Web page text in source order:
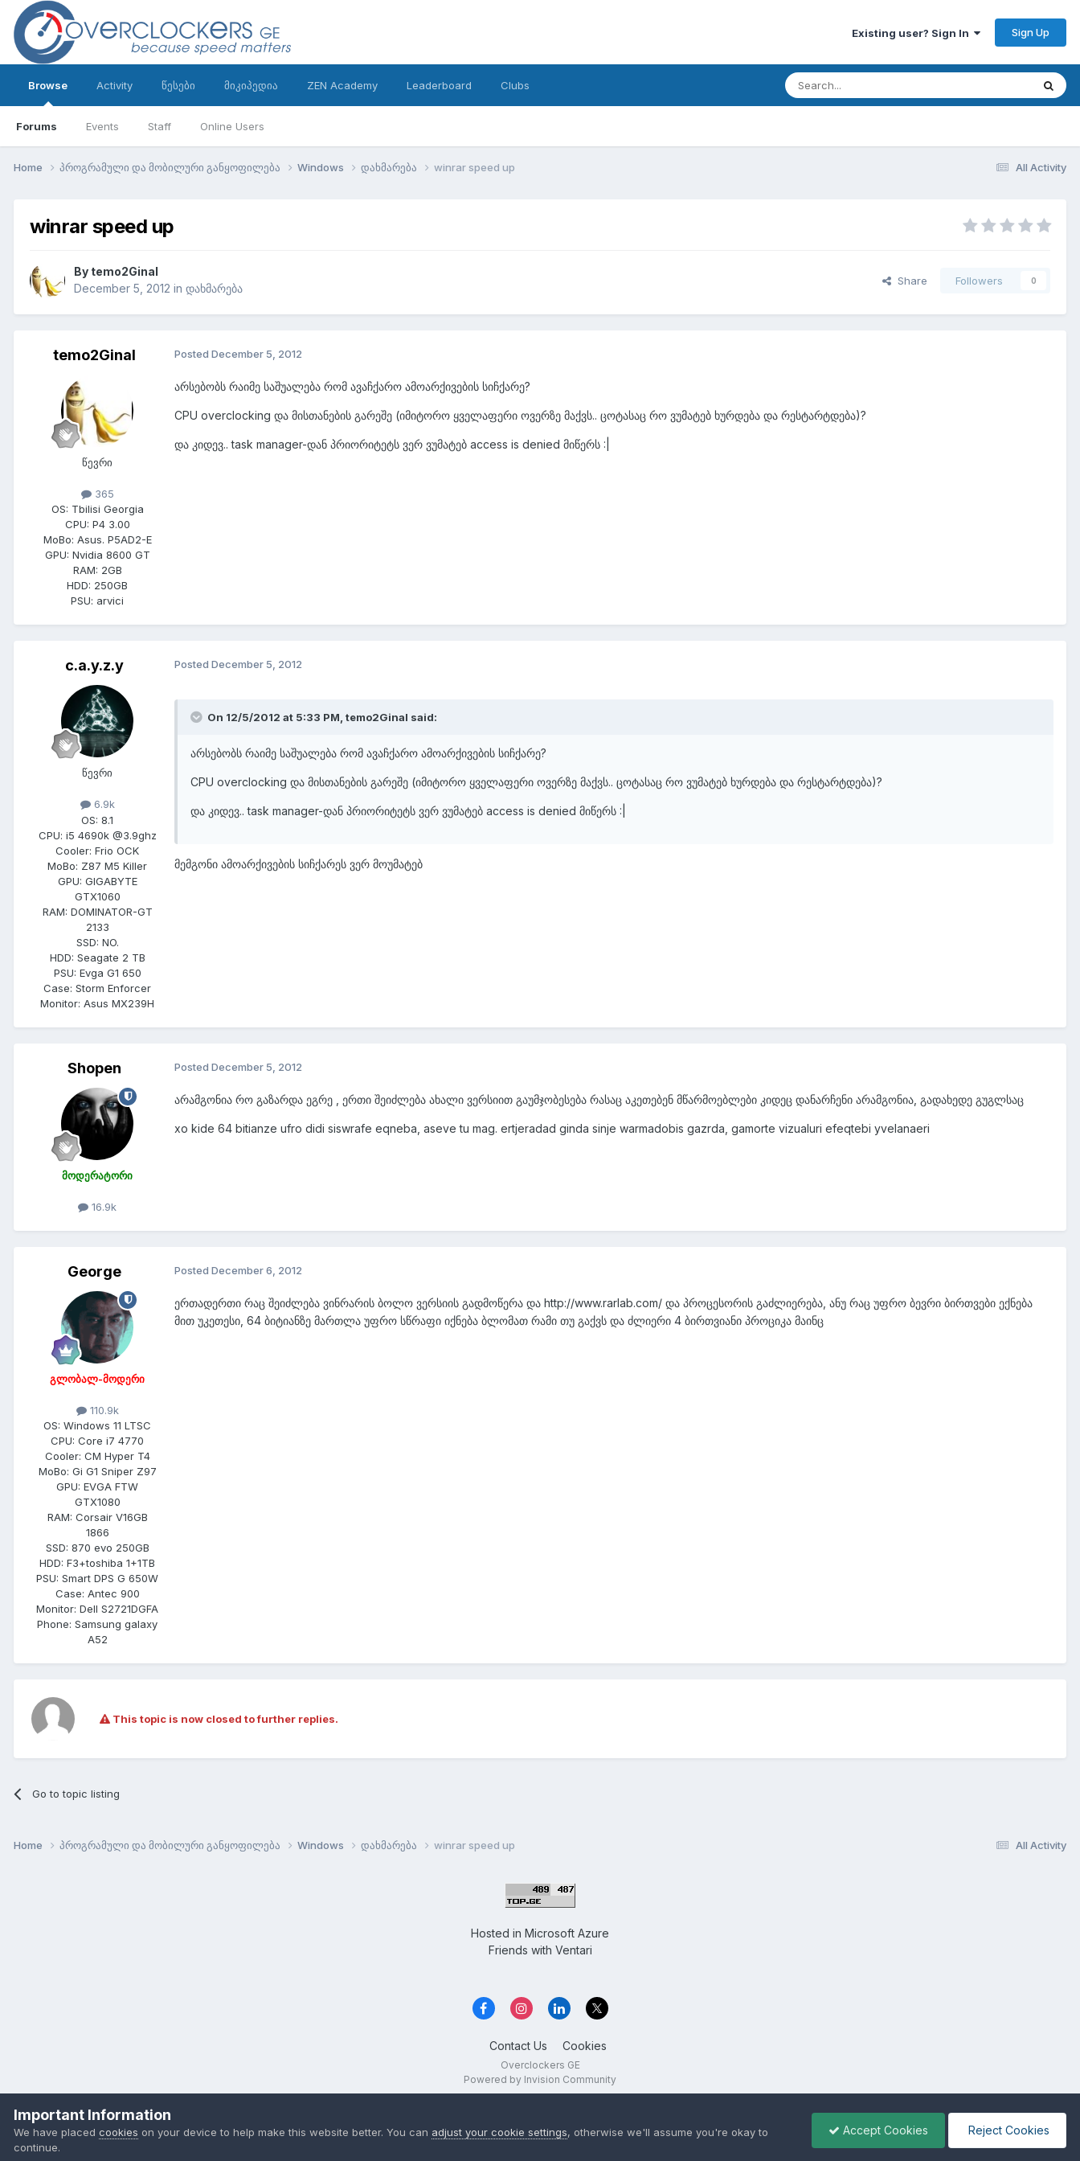
Existing user? Sign In Sign Up
Browse
Forums Events Staff Online Users
Activity წესები მიკიპედია ZEN Academy Leaderboard Clubs
All Activity
Home პროგრამული და მობილური განყოფილება Windows დახმარება winrar speed up
winrar speed up
By temo2Ginal
December 5, 2012 in დახმარება
Share Followers 0
temo2Ginal
წევრი
365
OS: Tbilisi Georgia
CPU: P4 3.00
MoBo: Asus. P5AD2-E
GPU: Nvidia 8600 GT
RAM: 2GB
HDD: 250GB
PSU: arvici
Posted December 5, 2012
არსებობს რაიმე საშუალება რომ ავაჩქარო ამოარქივების სიჩქარე?
CPU overclocking და მისთანების გარეშე (იმიტორო ყველაფერი ოვერზე მაქვს.. ცოტასაც რო ვუმატებ ხურდება და რესტარტდება)?
და კიდევ.. task manager-დან პრიორიტეტს ვერ ვუმატებ access is denied მიწერს :|
c.a.y.z.y
წევრი
6.9k
OS: 8.1
CPU: i5 4690k @3.9ghz
Cooler: Frio OCK
MoBo: Z87 M5 Killer
GPU: GIGABYTE
GTX1060
RAM: DOMINATOR-GT
2133
SSD: NO.
HDD: Seagate 2 TB
PSU: Evga G1 650
Case: Storm Enforcer
Monitor: Asus MX239H
Posted December 5, 2012
On 12/5/2012 at 5:33 PM, temo2Ginal said:
არსებობს რაიმე საშუალება რომ ავაჩქარო ამოარქივების სიჩქარე?
CPU overclocking და მისთანების გარეშე (იმიტორო ყველაფერი ოვერზე მაქვს.. ცოტასაც რო ვუმატებ ხურდება და რესტარტდება)?
და კიდევ.. task manager-დან პრიორიტეტს ვერ ვუმატებ access is denied მიწერს :|
მემგონი ამოარქივების სიჩქარეს ვერ მოუმატებ
Shopen
მოდერატორი
16.9k
Posted December 5, 2012
არამგონია რო გაზარდა ეგრე , ერთი შეიძლება ახალი ვერსიით გაუმჯობესება რასაც აკეთებენ მწარმოებლები კიდეც დანარჩენი არამგონია, გადახედე გუგლსაც
xo kide 64 bitianze ufro didi siswrafe eqneba, aseve tu mag. ertjeradad ginda sinje warmadobis gazrda, gamorte vizualuri efeqtebi yvelanaeri
George
გლობალ-მოდერი
110.9k
OS: Windows 11 LTSC
CPU: Core i7 4770
Cooler: CM Hyper T4
MoBo: Gi G1 Sniper Z97
GPU: EVGA FTW
GTX1080
RAM: Corsair V16GB
1866
SSD: 870 evo 250GB
HDD: F3+toshiba 1+1TB
PSU: Smart DPS G 650W
Case: Antec 900
Monitor: Dell S2721DGFA
Phone: Samsung galaxy
A52
Posted December 6, 2012
ერთადერთი რაც შეიძლება ვინრარის ბოლო ვერსიის გადმოწერა და http://www.rarlab.com/ და პროცესორის გაძლიერება, ანუ რაც უფრო ბევრი ბირთვები ექნება
მით უკეთესი, 64 ბიტიანზე მართლა უფრო სწრაფი იქნება ბლომათ რამი თუ გაქვს და ძლიერი 4 ბირთვიანი პროციკა მაინც
This topic is now closed to further replies.
Go to topic listing
All Activity
Home პროგრამული და მობილური განყოფილება Windows დახმარება winrar speed up
Hosted in Microsoft Azure
Friends with Ventari
Contact Us Cookies
Overclockers GE
Powered by Invision Community
Important Information
We have placed cookies on your device to help make this website better. You can adjust your cookie settings, otherwise we'll assume you're okay to
continue.
Accept Cookies Reject Cookies